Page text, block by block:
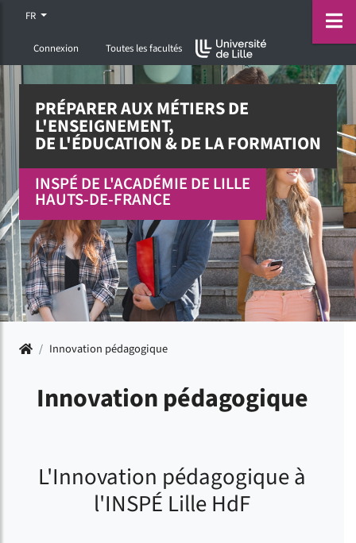
Accéder au menu principal
Accéder à la recherche
Accéder au pied de page
FR
Connexion Toutes les facultés
menu
PRÉPARER AUX MÉTIERS DE
L'ENSEIGNEMENT,
DE L'ÉDUCATION & DE LA FORMATION
INSPÉ DE L'ACADÉMIE DE LILLE
HAUTS-DE-FRANCE
Accueil
/ Innovation pédagogique
Innovation pédagogique
L'Innovation pédagogique à
l'INSPÉ Lille HdF